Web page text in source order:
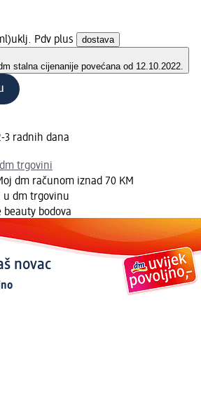
uklj. Pdv plus dostava
stalna cijenanije povećana od 12.10.2022.
3 radnih dana
trgovini
dm računom iznad 70 KM
u dm trgovinu
beauty bodova
novac